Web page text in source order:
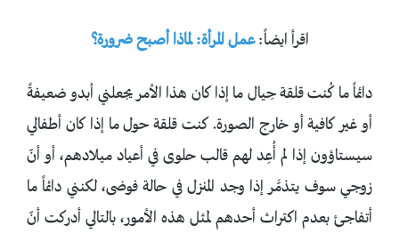
اقرأ ايضاً:عمل المرأة: لماذا أصبح ضرورة؟
دائماً ما كُنت قلقة حِيال ما إذا كان هذا الأمر يجعلني أبدو ضعيفةً
أو غير كافية أو خارج الصورة. كنت قلقة حول ما إذا كان أطفالي
سيستاؤون إذا لم أُعِد لهم قالب حلوى في أعياد ميلادهم، أو أنّ
زوجي سوف يتذمَّر إذا وجد المنزل في حالة فوضى، لكنني دائماً ما
أتفاجئ بعدم اكتراث أحدهم لمثل هذه الأمور، بالتالي أدركت أنّ